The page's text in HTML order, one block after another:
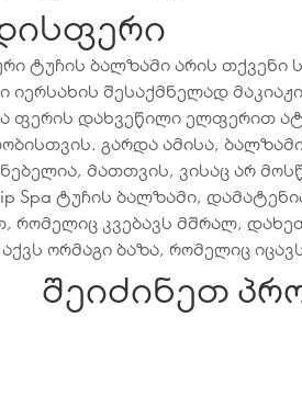
ტუჩის ბალზამი არის თქვენი
იერსახის შესაქმნელად
ფერის დახვეწილი ელფერით
გარდა ამისა,
მათთვის, ვისაც არ
Lip Spa ტუჩის ბალზამი,
რომელიც კვებავს მშრალ,
ორმაგი ბაზა, რომელიც
შეიძინეთ